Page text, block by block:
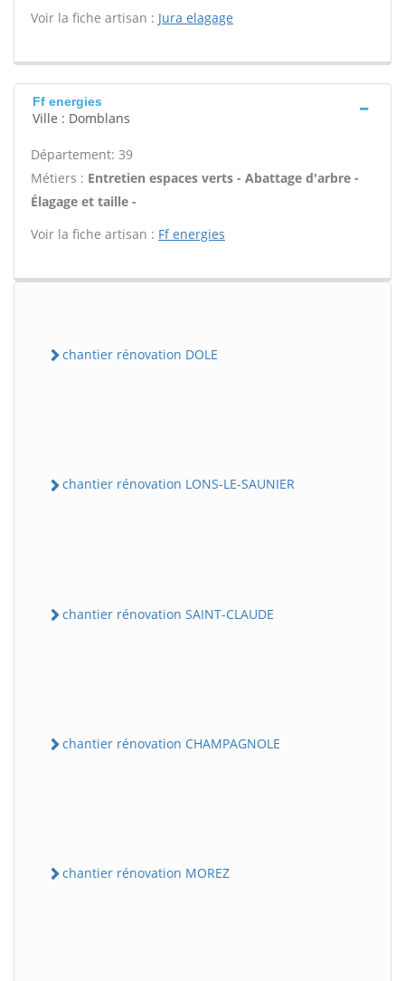
Voir la fiche artisan : Jura elagage
Ff energies
Ville : Domblans
Département: 39
Métiers : Entretien espaces verts - Abattage d'arbre -
Élagage et taille -
Voir la fiche artisan : Ff energies
chantier rénovation DOLE
chantier rénovation LONS-LE-SAUNIER
chantier rénovation SAINT-CLAUDE
chantier rénovation CHAMPAGNOLE
chantier rénovation MOREZ